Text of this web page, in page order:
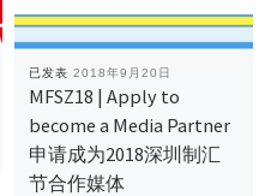
已发表 2018年9月20日
MFSZ18 | Apply to
become a Media Partner
申请成为2018深圳制汇
节合作媒体